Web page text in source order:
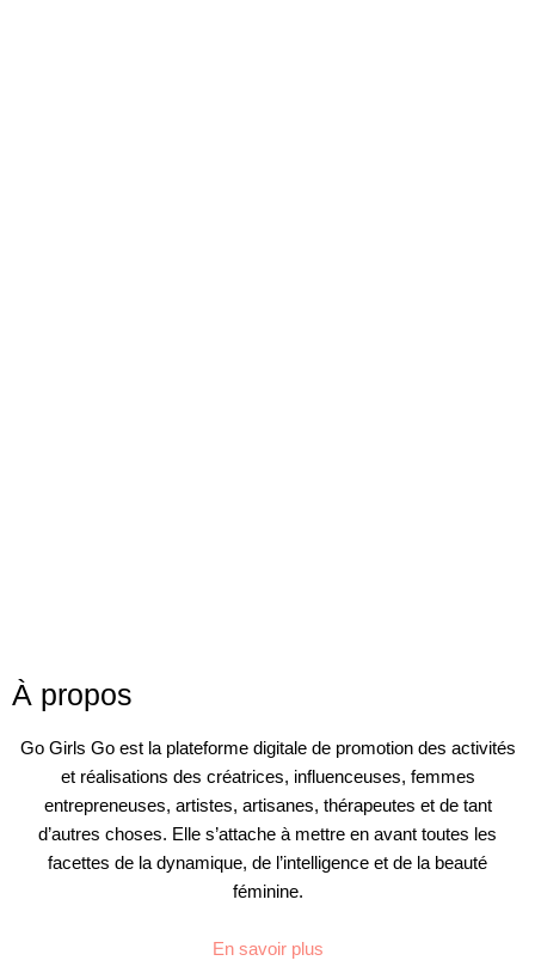
À propos
Go Girls Go est la plateforme digitale de promotion des activités
et réalisations des créatrices, influenceuses, femmes
entrepreneuses, artistes, artisanes, thérapeutes et de tant
d’autres choses. Elle s’attache à mettre en avant toutes les
facettes de la dynamique, de l’intelligence et de la beauté
féminine.
En savoir plus